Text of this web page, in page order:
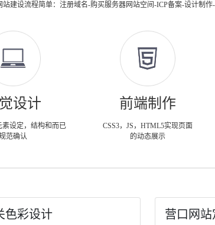
站建设流程简单：注册域名-购买服务器网站空间-ICP备案-设计制作
设计
素设定，结构和而已
范确认
前端制作
CSS3，JS，HTML5实现页面
的动态展示
色彩设计 营口网